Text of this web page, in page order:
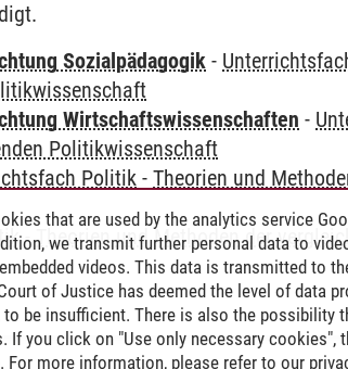
Sozialpädagogik -
Wirtschaftswissenschaften -
Politikwissenschaft
Politik -Theorien und
-Theorien und Methoden der
that are used by the analytics service
we transmit further personal data to
videos. This data is transmitted to
of Justice has deemed the level of data
to be insufficient. There is also the possibility
If you click on "Use only necessary
For more information, please refer to our